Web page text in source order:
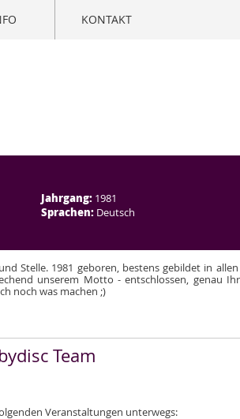
KONTAKT
Jahrgang: 1981
Sprachen: Deutsch
Stelle. 1981 geboren, bestens gebildet in
unserem Motto - entschlossen, genau
noch was machen ;)
Team
Veranstaltungen unterwegs: